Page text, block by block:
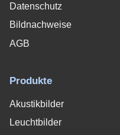
Datenschutz
Bildnachweise
AGB
Produkte
Akustikbilder
Leuchtbilder